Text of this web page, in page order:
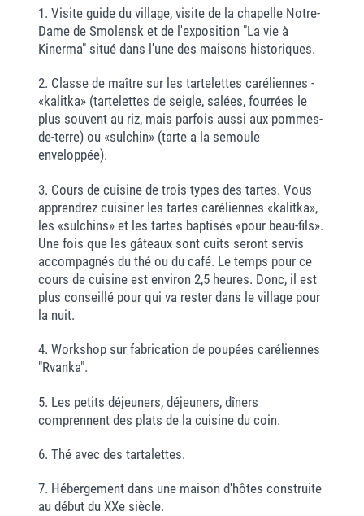
1. Visite guide du village, visite de la chapelle Notre-
Dame de Smolensk et de l'exposition "La vie à
Kinerma" situé dans l'une des maisons historiques.
2. Classe de maître sur les tartelettes caréliennes -
«kalitka» (tartelettes de seigle, salées, fourrées le
plus souvent au riz, mais parfois aussi aux pommes-
de-terre) ou «sulchin» (tarte a la semoule
enveloppée).
3. Cours de cuisine de trois types des tartes. Vous
apprendrez cuisiner les tartes caréliennes «kalitka»,
les «sulchins» et les tartes baptisés «pour beau-fils».
Une fois que les gâteaux sont cuits seront servis
accompagnés du thé ou du café. Le temps pour ce
cours de cuisine est environ 2,5 heures. Donc, il est
plus conseillé pour qui va rester dans le village pour
la nuit.
4. Workshop sur fabrication de poupées caréliennes
"Rvanka".
5. Les petits déjeuners, déjeuners, dîners
comprennent des plats de la cuisine du coin.
6. Thé avec des tartalettes.
7. Hébergement dans une maison d'hôtes construite
au début du XXe siècle.